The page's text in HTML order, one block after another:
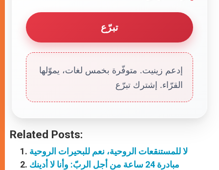
تبرّع
إدعم زينيت. متوفّرة بخمس لغات، يموّلها
القرّاء. إشترك تبرّع
Related Posts:
لا للمستنقعات الروحية، نعم للبحيرات الروحية
مبادرة 24 ساعة من أجل الربّ: وأنا لا أدينك